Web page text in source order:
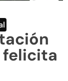
felicita